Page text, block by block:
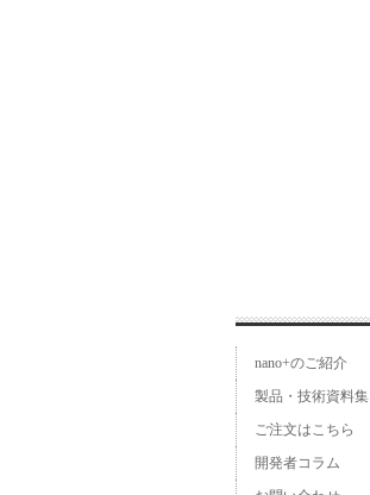
nano+のご紹介
製品・技術資料集
ご注文はこちら
開発者コラム